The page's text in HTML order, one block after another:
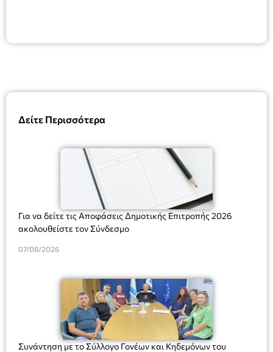
Δείτε Περισσότερα
Για να δείτε τις Αποφάσεις Δημοτικής Επιτροπής 2026
ακολουθείστε τον Σύνδεσμο
07/08/2026
Συνάντηση με το Σύλλογο Γονέων και Κηδεμόνων του